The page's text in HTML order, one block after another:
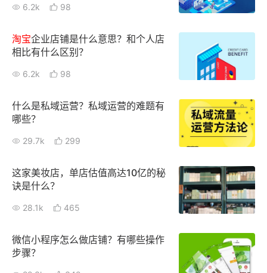
培训课程
私域课程
增长俱乐部
合作共进
入驻有赞
认证服务商 设计服务商
6.2k 98
淘宝企业店铺是什么意思？和个人店
相比有什么区别？
6.2k 98
什么是私域运营？私域运营的难题有
哪些？
29.7k 299
这家美妆店，单店估值高达10亿的秘
诀是什么？
28.1k 465
微信小程序怎么做店铺？有哪些操作
步骤？